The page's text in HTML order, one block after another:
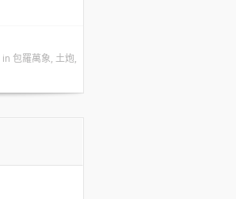
in 包羅萬象, 土炮,